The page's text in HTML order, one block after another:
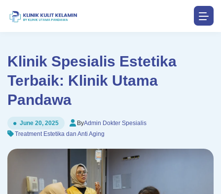
Klinik Spesialis Estetika
Terbaik: Klinik Utama
Pandawa
June 20, 2025 ByAdmin Dokter Spesialis
Treatment Estetika dan Anti Aging